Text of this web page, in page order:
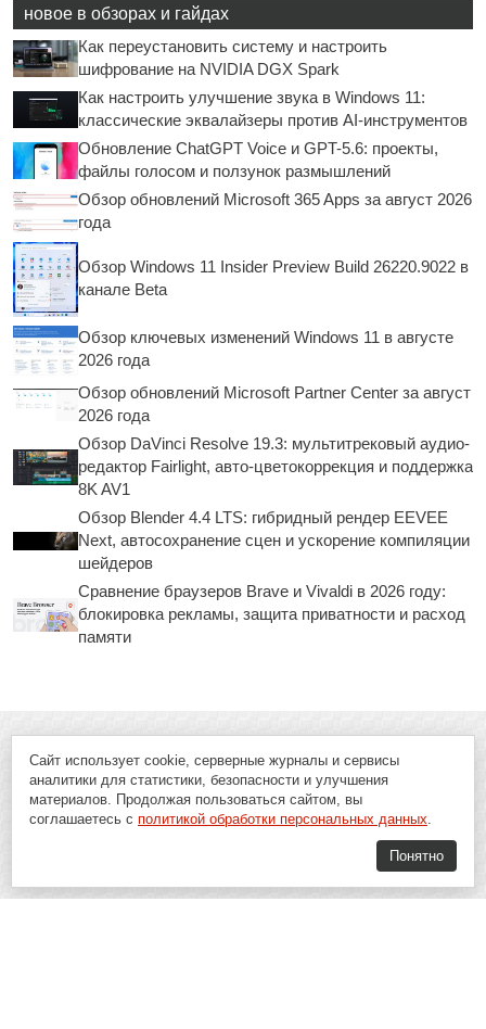
новое в обзорах и гайдах
Как переустановить систему и настроить
шифрование на NVIDIA DGX Spark
Как настроить улучшение звука в Windows 11:
классические эквалайзеры против AI-инструментов
Обновление ChatGPT Voice и GPT-5.6: проекты,
файлы голосом и ползунок размышлений
Обзор обновлений Microsoft 365 Apps за август 2026
года
Обзор Windows 11 Insider Preview Build 26220.9022 в
канале Beta
Обзор ключевых изменений Windows 11 в августе
2026 года
Обзор обновлений Microsoft Partner Center за август
2026 года
Обзор DaVinci Resolve 19.3: мультитрековый аудио-
редактор Fairlight, авто-цветокоррекция и поддержка
8K AV1
Обзор Blender 4.4 LTS: гибридный рендер EEVEE
Next, автосохранение сцен и ускорение компиляции
шейдеров
Сравнение браузеров Brave и Vivaldi в 2026 году:
блокировка рекламы, защита приватности и расход
памяти
Сайт использует cookie, серверные журналы и сервисы
аналитики для статистики, безопасности и улучшения
материалов. Продолжая пользоваться сайтом, вы
соглашаетесь с политикой обработки персональных данных.
Понятно